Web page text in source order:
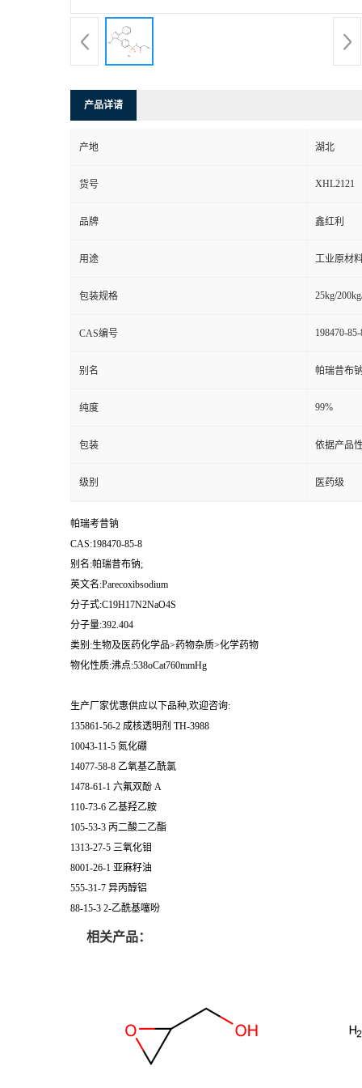
产品详请
产地 湖北
货号 XHL2121
品牌 鑫红利
用途 工业原材
包装规格 25kg/
CAS编号 198470-85-
别名 帕瑞昔布
纯度 99%
包装 依据产品
级别 医药级
帕瑞考昔钠
CAS:198470-85-8
别名:帕瑞昔布钠;
英文名:Parecoxibsodium
分子式:C19H17N2NaO4S
分子量:392.404
类别:生物及医药化学品>药物杂质>化学药物
物化性质:沸点:538oCat760mmHg
生产厂家优惠供应以下品种,欢迎咨询:
135861-56-2 成核透明剂 TH-3988
10043-11-5 氮化硼
14077-58-8 乙氧基乙酰氯
1478-61-1 六氟双酚 A
110-73-6 乙基羟乙胺
105-53-3 丙二酸二乙酯
1313-27-5 三氧化钼
8001-26-1 亚麻籽油
555-31-7 异丙醇铝
88-15-3 2-乙酰基噻吩
相关产品：